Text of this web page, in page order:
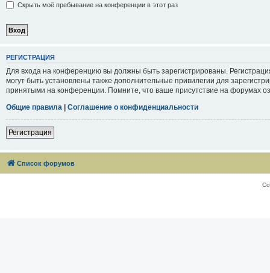
Скрыть моё пребывание на конференции в этот раз
РЕГИСТРАЦИЯ
Для входа на конференцию вы должны быть зарегистрированы.
могут быть установлены также дополнительные привилегии для
принятыми на конференции. Помните, что ваше присутствие на форумах
Общие правила | Соглашение о конфиденциальности
Регистрация
Список форумов